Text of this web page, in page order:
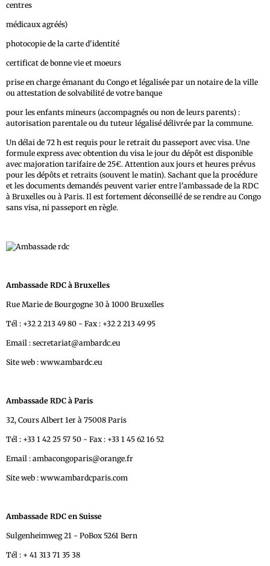
centres
médicaux agréés)
photocopie de la carte d'identité
certificat de bonne vie et moeurs
prise en charge émanant du Congo et légalisée par un notaire de la ville
ou attestation de solvabilité de votre banque
pour les enfants mineurs (accompagnés ou non de leurs parents) :
autorisation parentale ou du tuteur légalisé délivrée par la commune.
Un délai de 72 h est requis pour le retrait du passeport avec visa. Une
formule express avec obtention du visa le jour du dépôt est disponible
avec majoration tarifaire de 25€. Attention aux jours et heures prévus
pour les dépôts et retraits (souvent le matin). Sachant que la procédure
et les documents demandés peuvent varier entre l'ambassade de la RDC
à Bruxelles ou à Paris. Il est fortement déconseillé de se rendre au Congo
sans visa, ni passeport en règle.
Ambassade RDC à Bruxelles
Rue Marie de Bourgogne 30 à 1000 Bruxelles
Tél : +32 2 213 49 80 - Fax : +32 2 213 49 95
Email : secretariat@ambardc.eu
Site web : www.ambardc.eu
Ambassade RDC à Paris
32, Cours Albert 1er à 75008 Paris
Tél : +33 1 42 25 57 50 - Fax : +33 1 45 62 16 52
Email : ambacongoparis@orange.fr
Site web : www.ambardcparis.com
Ambassade RDC en Suisse
Sulgenheimweg 21 - PoBox 5261 Bern
Tél : + 41 313 71 35 38